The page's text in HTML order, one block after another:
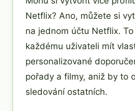
Netflix? Ano, můžete si
na jednom účtu Netflix.
každému uživateli mít
personalizované
pořady a filmy, aniž by to
sledování ostatních.